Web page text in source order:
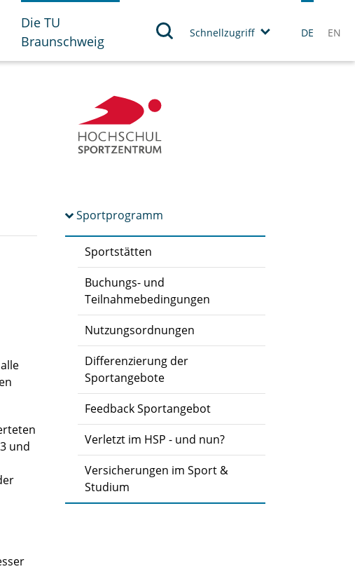
Die TU
Braunschweig
Schnellzugriff DE EN
Sportprogramm
Sportstätten
Buchungs- und
Teilnahmebedingungen
Nutzungsordnungen
Differenzierung der
Sportangebote
Feedback Sportangebot
Verletzt im HSP - und nun?
Versicherungen im Sport &
Studium
und